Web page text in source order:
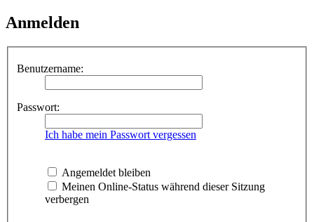
Anmelden
Benutzername:
Passwort:
Ich habe mein Passwort vergessen
Angemeldet bleiben
Meinen Online-Status während dieser Sitzung
verbergen